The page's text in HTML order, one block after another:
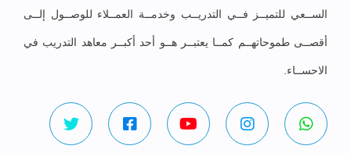
الســعي للتميــز فــي التدريــب وخدمــة العمــلاء للوصــول إلــى
أقصــى طموحاتهــم كمــا يعتبــر هــو أحد أكبــر معاهد التدريب في
الاحســاء.